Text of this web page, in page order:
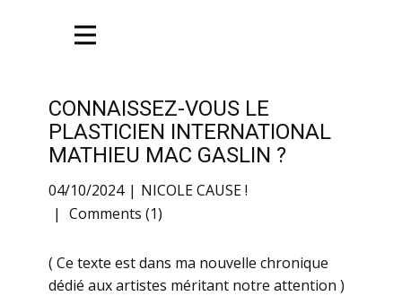
CONNAISSEZ-VOUS LE
PLASTICIEN INTERNATIONAL
MATHIEU MAC GASLIN ?
04/10/2024
NICOLE CAUSE !
Comments (1)
( Ce texte est dans ma nouvelle chronique
dédié aux artistes méritant notre attention )